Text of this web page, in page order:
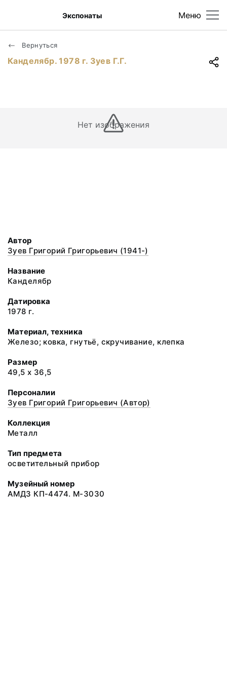
Меню
Экспонаты
Вернуться
Канделябр. 1978 г. Зуев Г.Г.
Нет изображения
Автор
Зуев Григорий Григорьевич (1941-)
Название
Канделябр
Датировка
1978 г.
Материал, техника
Железо; ковка, гнутьё, скручивание, клепка
Размер
49,5 х 36,5
Персоналии
Зуев Григорий Григорьевич (Автор)
Коллекция
Металл
Тип предмета
осветительный прибор
Музейный номер
АМДЗ КП-4474. М-3030